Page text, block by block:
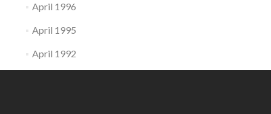
April 1996
April 1995
April 1992